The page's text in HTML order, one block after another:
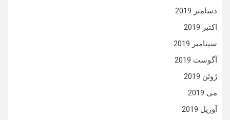
دسامبر 2019
اکتبر 2019
سپتامبر 2019
آگوست 2019
ژوئن 2019
می 2019
آوریل 2019